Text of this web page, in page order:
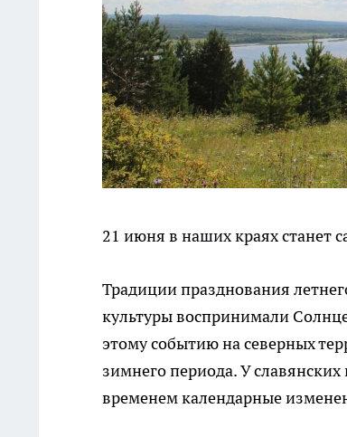
21 июня в наших краях станет
Традиции празднования
культуры воспринимали
этому событию на северных
зимнего периода. У
временем календарные